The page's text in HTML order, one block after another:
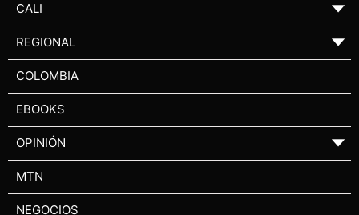
CALI ▼
REGIONAL ▼
COLOMBIA
EBOOKS
OPINIÓN ▼
MTN
NEGOCIOS